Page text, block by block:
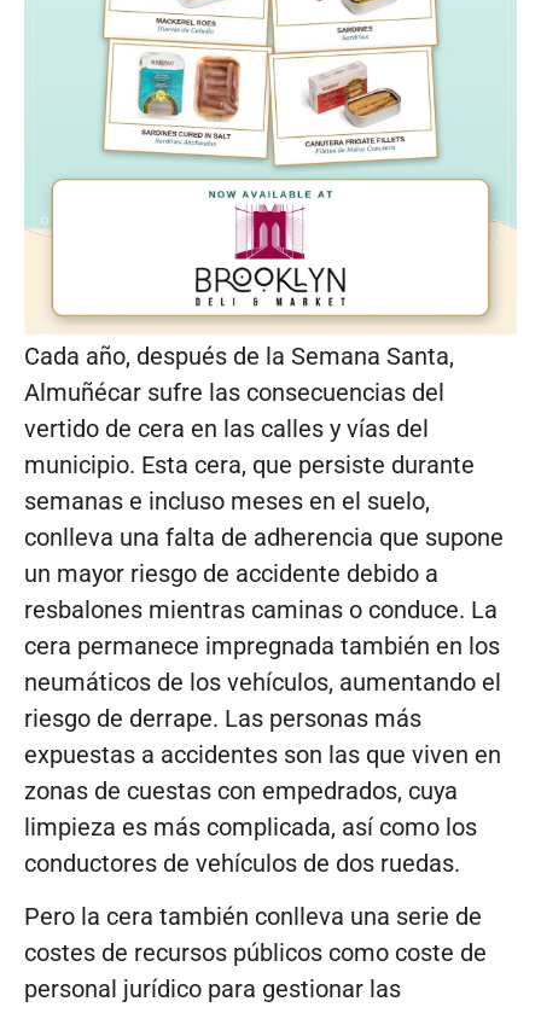
Cada año, después de la Semana Santa,
Almuñécar sufre las consecuencias del
vertido de cera en las calles y vías del
municipio. Esta cera, que persiste durante
semanas e incluso meses en el suelo,
conlleva una falta de adherencia que supone
un mayor riesgo de accidente debido a
resbalones mientras caminas o conduce. La
cera permanece impregnada también en los
neumáticos de los vehículos, aumentando el
riesgo de derrape. Las personas más
expuestas a accidentes son las que viven en
zonas de cuestas con empedrados, cuya
limpieza es más complicada, así como los
conductores de vehículos de dos ruedas.
Pero la cera también conlleva una serie de
costes de recursos públicos como coste de
personal jurídico para gestionar las